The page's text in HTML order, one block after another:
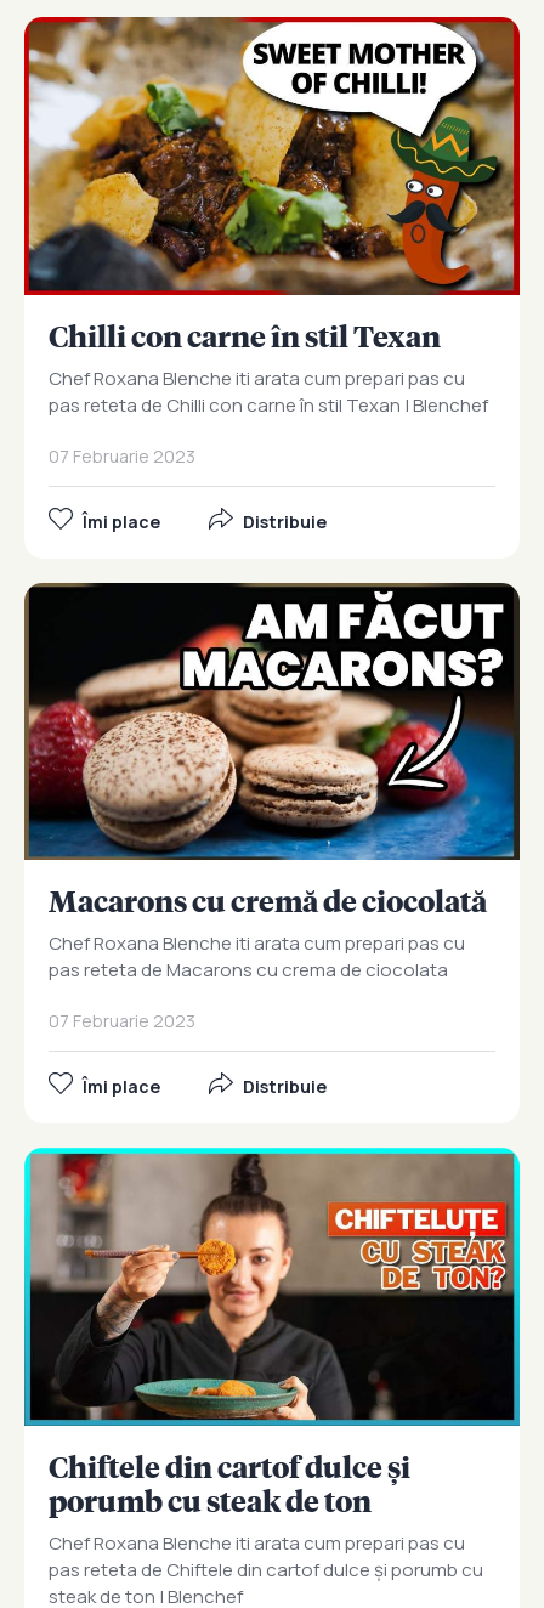
Chilli con carne în stil Texan
Chef Roxana Blenche iti arata cum prepari pas cu
pas reteta de Chilli con carne în stil Texan | Blenchef
07 Februarie 2023
Îmi place Distribuie
Macarons cu cremă de ciocolată
Chef Roxana Blenche iti arata cum prepari pas cu
pas reteta de Macarons cu crema de ciocolata
07 Februarie 2023
Îmi place Distribuie
Chiftele din cartof dulce și
porumb cu steak de ton
Chef Roxana Blenche iti arata cum prepari pas cu
pas reteta de Chiftele din cartof dulce și porumb cu
steak de ton | Blenchef